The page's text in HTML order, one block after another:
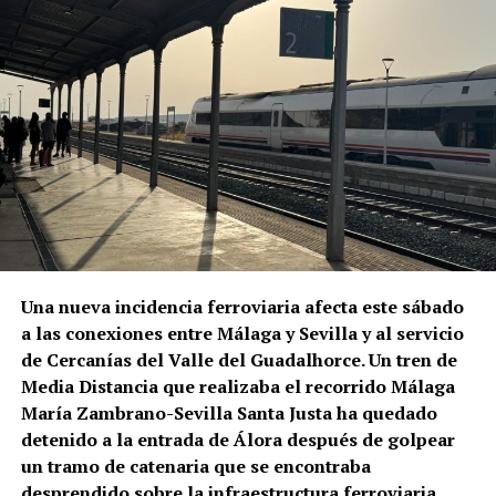
amplio. La XXIV Bienal de Flamenco, que se
celebrará entre el 9 de septiembre y el 3 de octubre
de 2026, ha situado su mirada precisamente sobre la
generación de la Ópera Flamenca, el periodo en el
que el flamenco abandonó en buena medida los
pequeños cafés y encontró nuevos públicos en
teatros, plazas de toros y grandes compañías. La
programación identifica entre las figuras esenciales
de aquella época a La Niña de los Peines, Manuel
Vallejo y Pepe Marchena.
Pepe Marchena, en el centro de
aquella transformación
José Tejada Martín, Pepe Marchena, fue uno de los
artistas que mejor representó aquel cambio de
escala. Su enorme popularidad durante las décadas
centrales del siglo XX estuvo vinculada a los
Una nueva incidencia ferroviaria afecta este sábado
a las conexiones entre Málaga y Sevilla y al servicio
de Cercanías del Valle del Guadalhorce. Un tren de
Media Distancia que realizaba el recorrido Málaga
María Zambrano-Sevilla Santa Justa ha quedado
detenido a la entrada de Álora después de golpear
un tramo de catenaria que se encontraba